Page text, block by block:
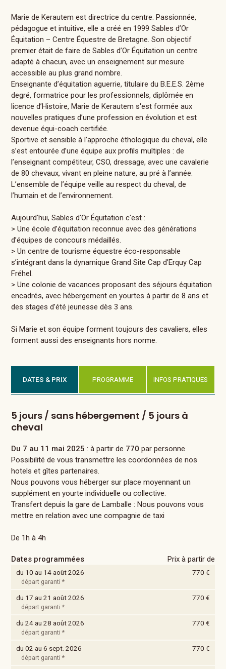
Marie de Kerautem est directrice du centre. Passionnée,
pédagogue et intuitive, elle a créé en 1999 Sables d’Or
Équitation – Centre Équestre de Bretagne. Son objectif
premier était de faire de Sables d’Or Équitation un centre
adapté à chacun, avec un enseignement sur mesure
accessible au plus grand nombre.
Enseignante d’équitation aguerrie, titulaire du B.E.E.S. 2ème
degré, formatrice pour les professionnels, diplômée en
licence d’Histoire, Marie de Kerautem s'est formée aux
nouvelles pratiques d’une profession en évolution et est
devenue équi-coach certifiée.
Sportive et sensible à l’approche éthologique du cheval, elle
s’est entourée d’une équipe aux profils multiples : de
l’enseignant compétiteur, CSO, dressage, avec une cavalerie
de 80 chevaux, vivant en pleine nature, au pré à l’année.
L’ensemble de l’équipe veille au respect du cheval, de
l’humain et de l’environnement.
Aujourd'hui, Sables d'Or Équitation c'est :
> Une école d’équitation reconnue avec des générations
d’équipes de concours médaillés.
> Un centre de tourisme équestre éco-responsable
s’intégrant dans la dynamique Grand Site Cap d’Erquy Cap
Fréhel.
> Une colonie de vacances proposant des séjours équitation
encadrés, avec hébergement en yourtes à partir de 8 ans et
des stages d’été jeunesse dès 3 ans.
Si Marie et son équipe forment toujours des cavaliers, elles
forment aussi des enseignants hors norme.
DATES & PRIX PROGRAMME INFOS PRATIQUES
5 jours / sans hébergement / 5 jours à
cheval
Du 7 au 11 mai 2025 : à partir de 770 par personne
Possibilité de vous transmettre les coordonnées de nos
hotels et gîtes partenaires.
Nous pouvons vous héberger sur place moyennant un
supplément en yourte individuelle ou collective.
Transfert depuis la gare de Lamballe : Nous pouvons vous
mettre en relation avec une compagnie de taxi
De 1h à 4h
Dates programmées Prix à partir de
du 10 au 14 août 2026 770 €
départ garanti *
du 17 au 21 août 2026 770 €
départ garanti *
du 24 au 28 août 2026 770 €
départ garanti *
du 02 au 6 sept. 2026 770 €
départ garanti *